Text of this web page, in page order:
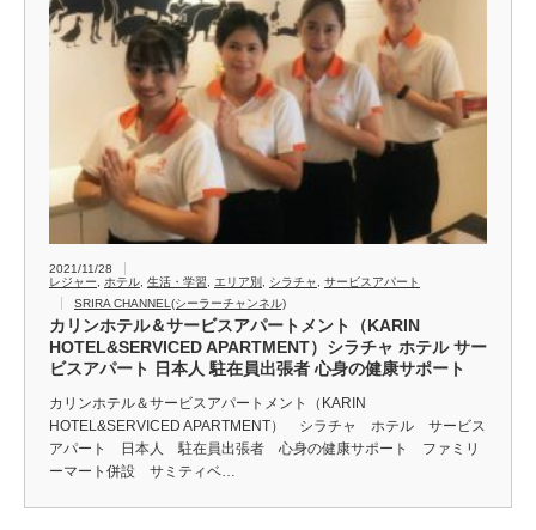
2021/11/28
レジャー
ホテル 生活・学習 エリア別 シラチャ
サービスアパート
SRIRA CHANNEL(シーラーチャンネル)
カリンホテル＆サービスアパートメント（KARIN
HOTEL&SERVICED APARTMENT）シラチャ ホテル サー
ビスアパート 日本人 駐在員出張者 心身の健康サポート
カリンホテル＆サービスアパートメント（KARIN
HOTEL&SERVICED APARTMENT） シラチャ ホテル サービス
アパート 日本人 駐在員出張者 心身の健康サポート ファミリ
ーマート併設 サミティベ…